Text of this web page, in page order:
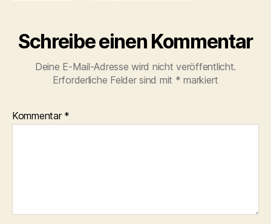
Schreibe einen Kommentar
Deine E-Mail-Adresse wird nicht veröffentlicht.
Erforderliche Felder sind mit * markiert
Kommentar *